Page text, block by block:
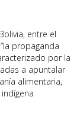
entre el
propaganda
por la
a apuntalar
alimentaria,